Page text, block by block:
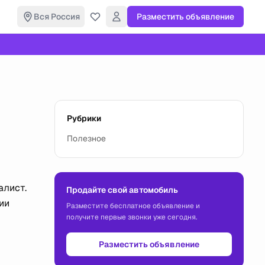
Вся Россия Разместить объявление
Рубрики
Полезное
Продайте свой автомобиль
Разместите бесплатное объявление и
получите первые звонки уже сегодня.
Разместить объявление